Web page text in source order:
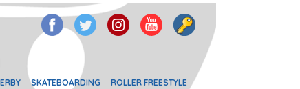
SKATEBOARDING ROLLER FREESTYLE